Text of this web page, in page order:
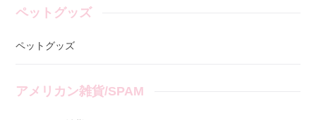
ペットグッズ
ペットグッズ
アメリカン雑貨/SPAM